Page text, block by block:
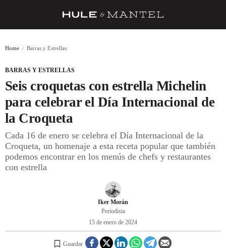
BARRAS Y ESTRELLAS
DÓNDE COMER
ÍDOLOS DE MESAS
CUADERNO DE VIAJE
Home Barras y Estrellas
BARRAS Y ESTRELLAS
Seis croquetas con estrella Michelin
para celebrar el Día Internacional de
la Croqueta
Cada 16 de enero se celebra el Día Internacional de la
Croqueta, un homenaje a esta receta popular que también
podemos encontrar en los menús de chefs y restaurantes
con estrella
Iker Morán
Periodista
15 de enero de 2024
Guardar